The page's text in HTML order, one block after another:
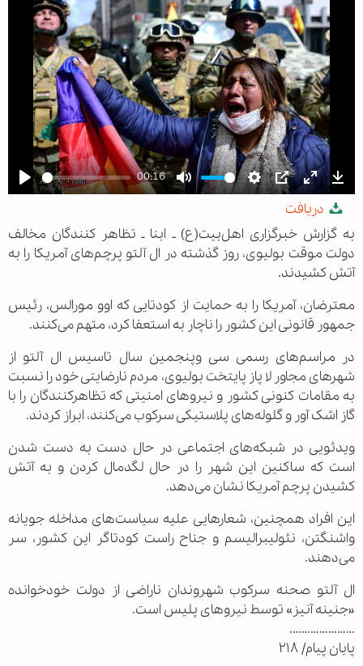
Play
00:16
Mute Settings
PIP Enter
دریافت
به گزارش خبرگزاری اهل‌بیت(ع) ـ ابنا ـ تظاهر کنندگان مخالف
دولت موقت بولیوی، روز گذشته در ال آلتو پرچم‌های آمریکا را به
آتش کشیدند.
معترضان، آمریکا را به حمایت از کودتایی که اوو مورالس، رئیس
جمهور قانونی این کشور را ناچار به استعفا کرد، متهم می‌کنند.
در مراسم‌های رسمی سی وپنجمین سال تاسیس ال آلتو از
شهر‌های مجاور لا پاز پایتخت بولیوی، مردم نارضایتی خود را نسبت
به مقامات کنونی کشور و نیرو‌های امنیتی که تظاهرکنندگان را با
گاز اشک آور و گلوله‌های پلاستیکی سرکوب می‌کنند، ابراز کردند.
ویدئویی در شبکه‌های اجتماعی در حال دست به دست شدن
است که ساکنین این شهر را در حال لگدمال کردن و به آتش
کشیدن پرچم آمریکا نشان می‌دهد.
این افراد همچنین، شعار‌هایی علیه سیاست‌های مداخله جویانه
واشنگتن، نئولیبرالیسم و جناح راست کودتاگر این کشور، سر
می‌دهند.
ال آلتو صحنه سرکوب شهروندان ناراضی از دولت خودخوانده
«جنینه آنیز» توسط نیرو‌های پلیس است.
………………….
پایان پیام/ ۲۱۸